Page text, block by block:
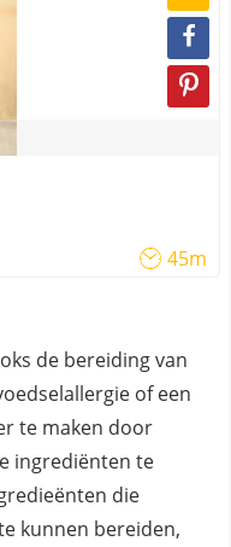
45m
de bereiding van
of een
te maken door
ingrediënten te
die
kunnen bereiden,